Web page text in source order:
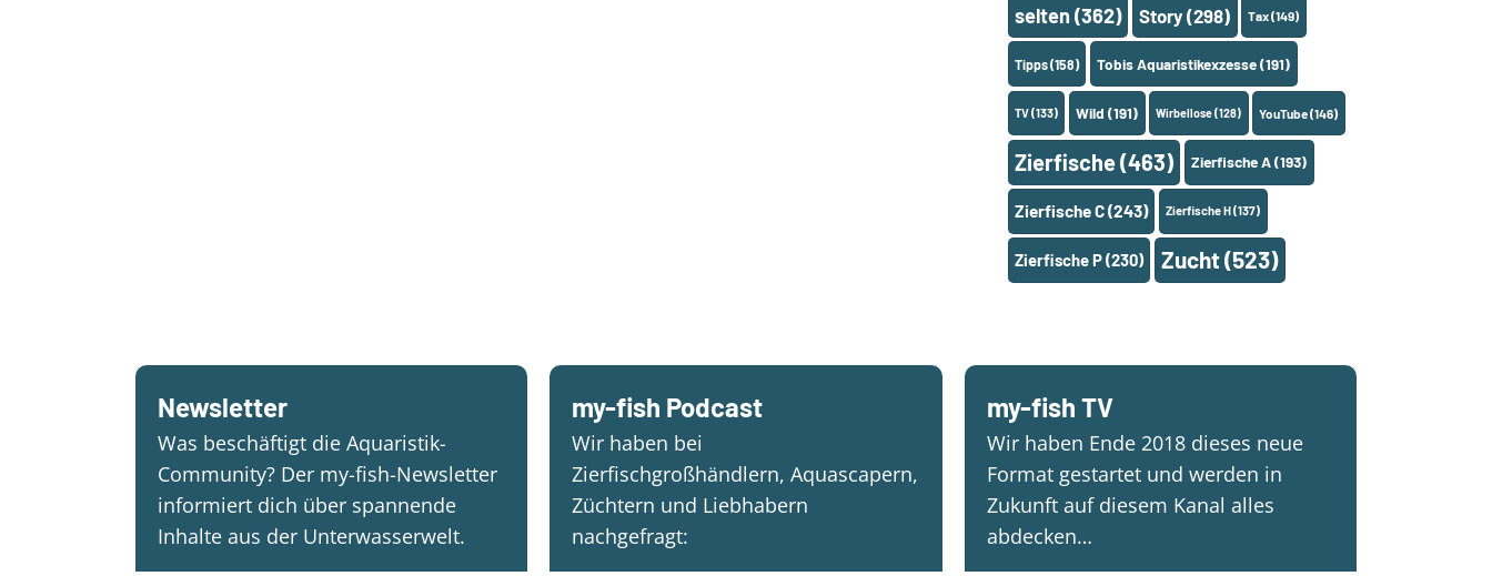
selten (362) Story (298) Tax(149)
Tipps(158) Tobis Aquaristikexzesse(191)
TV(133) Wild (191) Wirbellose(128) YouTube(146)
Zierfische(463) Zierfische A(193)
Zierfische C(243) Zierfische H(137)
Zierfische P(230) Zucht(523)
Newsletter
Was beschäftigt die Aquaristik-
Community? Der my-fish-Newsletter
informiert dich über spannende
Inhalte aus der Unterwasserwelt.
my-fish Podcast
Wir haben bei
Zierfischgroßhändlern, Aquascapern,
Züchtern und Liebhabern
nachgefragt:
my-fish TV
Wir haben Ende 2018 dieses neue
Format gestartet und werden in
Zukunft auf diesem Kanal alles
abdecken…